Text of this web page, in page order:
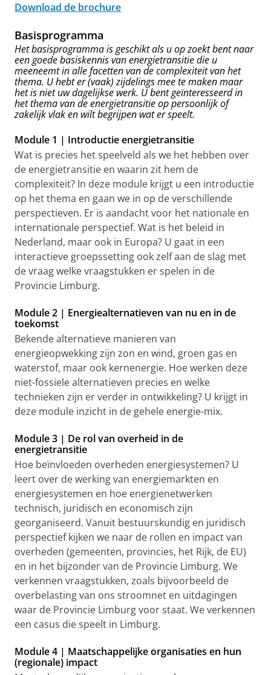
Download de brochure
Basisprogramma
Het basisprogramma is geschikt als u op zoekt bent naar
een goede basiskennis van energietransitie die u
meeneemt in alle facetten van de complexiteit van het
thema. U hebt er (vaak) zijdelings mee te maken maar
het is niet uw dagelijkse werk. U bent geïnteresseerd in
het thema van de energietransitie op persoonlijk of
zakelijk vlak en wilt begrijpen wat er speelt.
Module 1 | Introductie energietransitie
Wat is precies het speelveld als we het hebben over
de energietransitie en waarin zit hem de
complexiteit? In deze module krijgt u een introductie
op het thema en gaan we in op de verschillende
perspectieven. Er is aandacht voor het nationale en
internationale perspectief. Wat is het beleid in
Nederland, maar ook in Europa? U gaat in een
interactieve groepssetting ook zelf aan de slag met
de vraag welke vraagstukken er spelen in de
Provincie Limburg.
Module 2 | Energiealternatieven van nu en in de
toekomst
Bekende alternatieve manieren van
energieopwekking zijn zon en wind, groen gas en
waterstof, maar ook kernenergie. Hoe werken deze
niet-fossiele alternatieven precies en welke
technieken zijn er verder in ontwikkeling? U krijgt in
deze module inzicht in de gehele energie-mix.
Module 3 | De rol van overheid in de
energietransitie
Hoe beïnvloeden overheden energiesystemen? U
leert over de werking van energiemarkten en
energiesystemen en hoe energienetwerken
technisch, juridisch en economisch zijn
georganiseerd. Vanuit bestuurskundig en juridisch
perspectief kijken we naar de rollen en impact van
overheden (gemeenten, provincies, het Rijk, de EU)
en in het bijzonder van de Provincie Limburg. We
verkennen vraagstukken, zoals bijvoorbeeld de
overbelasting van ons stroomnet en uitdagingen
waar de Provincie Limburg voor staat. We verkennen
een casus die speelt in Limburg.
Module 4 | Maatschappelijke organisaties en hun
(regionale) impact